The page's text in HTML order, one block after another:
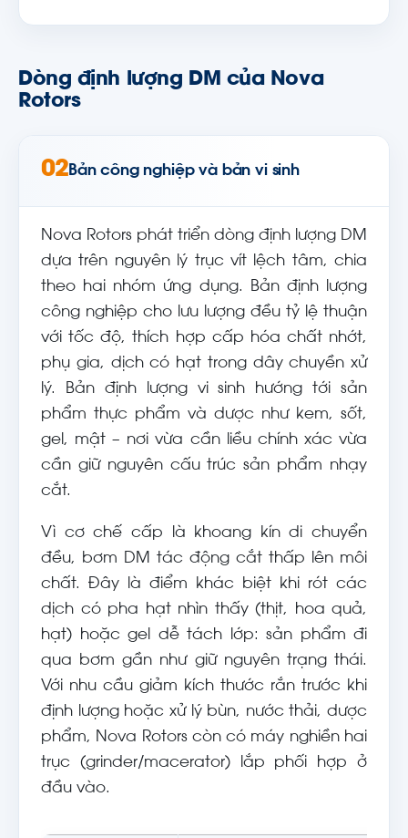
Dòng định lượng DM của Nova
Rotors
02Bản công nghiệp và bản vi sinh
Nova Rotors phát triển dòng định lượng DM
dựa trên nguyên lý trục vít lệch tâm, chia
theo hai nhóm ứng dụng. Bản định lượng
công nghiệp cho lưu lượng đều tỷ lệ thuận
với tốc độ, thích hợp cấp hóa chất nhớt,
phụ gia, dịch có hạt trong dây chuyền xử
lý. Bản định lượng vi sinh hướng tới sản
phẩm thực phẩm và dược như kem, sốt,
gel, mật – nơi vừa cần liều chính xác vừa
cần giữ nguyên cấu trúc sản phẩm nhạy
cắt.
Vì cơ chế cấp là khoang kín di chuyển
đều, bơm DM tác động cắt thấp lên môi
chất. Đây là điểm khác biệt khi rót các
dịch có pha hạt nhìn thấy (thịt, hoa quả,
hạt) hoặc gel dễ tách lớp: sản phẩm đi
qua bơm gần như giữ nguyên trạng thái.
Với nhu cầu giảm kích thước rắn trước khi
định lượng hoặc xử lý bùn, nước thải, dược
phẩm, Nova Rotors còn có máy nghiền hai
trục (grinder/macerator) lắp phối hợp ở
đầu vào.